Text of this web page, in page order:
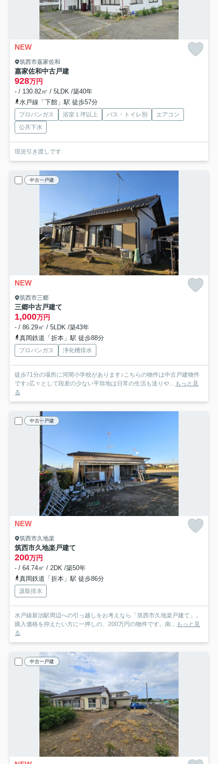
NEW
筑西市嘉家佐和
嘉家佐和中古戸建
928万円
- / 130.82㎡ / 5LDK /築40年
水戸線「下館」駅 徒歩57分
プロパンガス 浴室１坪以上 バス・トイレ別
エアコン
公共下水
現況引き渡しです
中古一戸建
NEW
筑西市三郷
三郷中古戸建て
1,000万円
- / 86.29㎡ / 5LDK /築43年
真岡鉄道「折本」駅 徒歩88分
プロパンガス 浄化槽排水
徒歩71分の場所に河間小学校があります♪こちらの物件は中古戸建物件
です♪広々として段差の少ない平坦地は日常の生活も送りや... もっと見
る
中古一戸建
NEW
筑西市久地楽
筑西市久地楽戸建て
200万円
- / 64.74㎡ / 2DK /築50年
真岡鉄道「折本」駅 徒歩86分
汲取排水
水戸線新治駅周辺への引っ越しをお考えなら「筑西市久地楽戸建て」。
購入価格を抑えたい方に一押しの、200万円の物件です。南... もっと見
る
中古一戸建